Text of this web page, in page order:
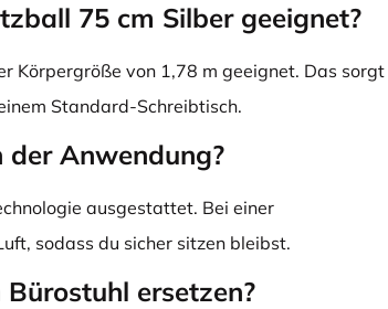
75 cm Silber geeignet?
Körpergröße von 1,78 m geeignet. Das sorgt
Standard-Schreibtisch.
Anwendung?
ausgestattet. Bei einer
sodass du sicher sitzen bleibst.
ersetzen?